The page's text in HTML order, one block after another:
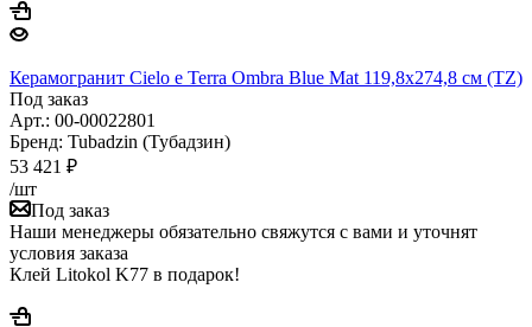
Керамогранит Cielo e Terra Ombra Blue Mat 119,8x274,8 см (TZ)
Под заказ
Арт.: 00-00022801
Бренд: Tubadzin (Тубадзин)
53 421 ₽
/шт
Под заказ
Наши менеджеры обязательно свяжутся с вами и уточнят
условия заказа
Клей Litokol K77 в подарок!